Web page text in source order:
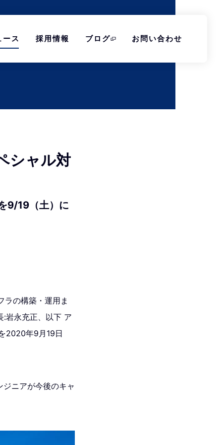
ース 採用情報 ブログ お問い合わせ
シャル対
9/19（土）に
ラの構築・運用ま
:岩永充正、以下 ア
2020年9月19日
ニアが今後のキャ